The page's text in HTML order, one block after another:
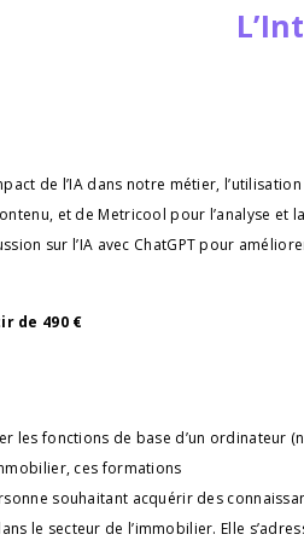
de l’IA dans notre métier,
et de Metricool pour l’analyse et
sur l’IA avec ChatGPT pour
de 490 €
les fonctions de base d’un ordinateur
ces formations
souhaitant acquérir des
le secteur de l’immobilier. Elle